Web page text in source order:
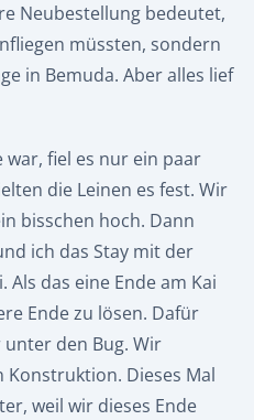
Neubestellung bedeutet,
müssten, sondern
in Bemuda. Aber alles lief
war, fiel es nur ein paar
die Leinen es fest. Wir
bisschen hoch. Dann
ich das Stay mit der
Als das eine Ende am Kai
Ende zu lösen. Dafür
den Bug. Wir
Dieses Mal
weil wir dieses Ende